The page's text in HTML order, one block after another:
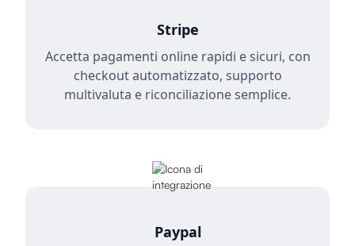
Stripe
Accetta pagamenti online rapidi e sicuri, con
checkout automatizzato, supporto
multivaluta e riconciliazione semplice.
Paypal